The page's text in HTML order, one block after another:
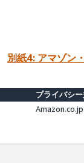
別紙4: アマゾン
プライバシ